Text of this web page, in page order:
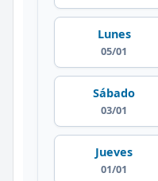
Lunes
05/01
Sábado
03/01
Jueves
01/01